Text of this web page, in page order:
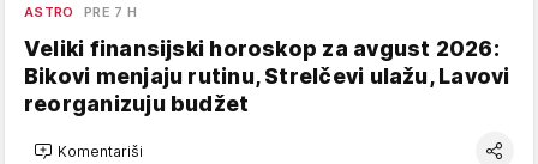
ASTRO PRE 7 H
Veliki finansijski horoskop za avgust 2026:
Bikovi menjaju rutinu, Strelčevi ulažu, Lavovi
reorganizuju budžet
Komentariši